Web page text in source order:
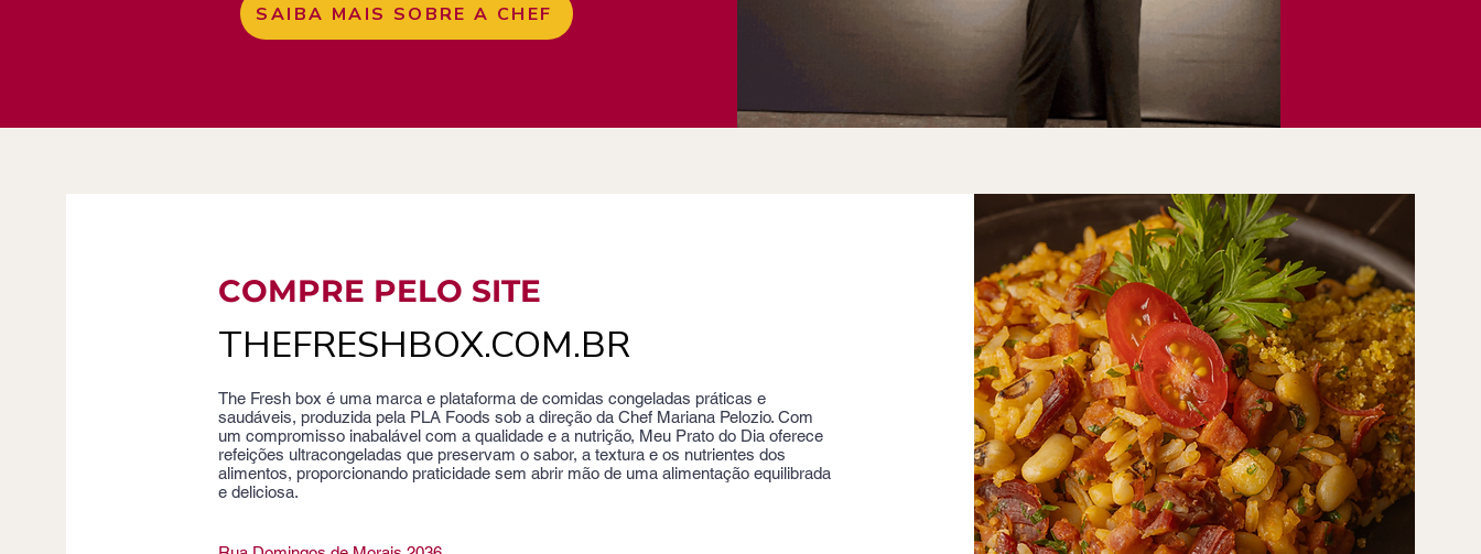
SAIBA MAIS SOBRE A CHEF
COMPRE PELO SITE
THEFRESHBOX.COM.BR
The Fresh box é uma marca e plataforma de comidas congeladas práticas e
saudáveis, produzida pela PLA Foods sob a direção da Chef Mariana Pelozio. Com
um compromisso inabalável com a qualidade e a nutrição, Meu Prato do Dia oferece
refeições ultracongeladas que preservam o sabor, a textura e os nutrientes dos
alimentos, proporcionando praticidade sem abrir mão de uma alimentação equilibrada
e deliciosa.